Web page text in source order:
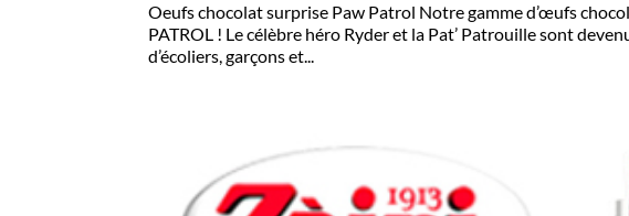
Oeufs chocolat surprise Paw Patrol Notre gamme d’œufs
PATROL ! Le célèbre héro Ryder et la Pat’ Patrouille sont
d’écoliers, garçons et...